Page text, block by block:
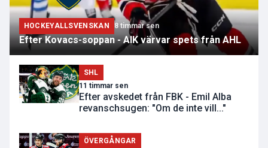
HOCKEYALLSVENSKAN 8 timmar sen
Efter Kovacs-soppan - AIK värvar spets från AHL
SHL
11 timmar sen
Efter avskedet från FBK - Emil Alba
revanschsugen: "Om de inte vill..."
ÖVERGÅNGAR